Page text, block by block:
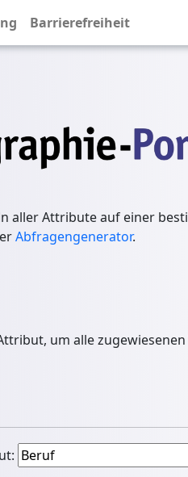
Barrierefreiheit
aller Attribute auf einer
Abfragengenerator.
um alle